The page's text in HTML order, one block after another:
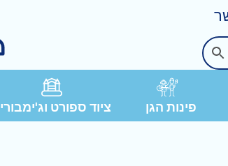
פינות הגן ציוד ספורט וג'ימבורי